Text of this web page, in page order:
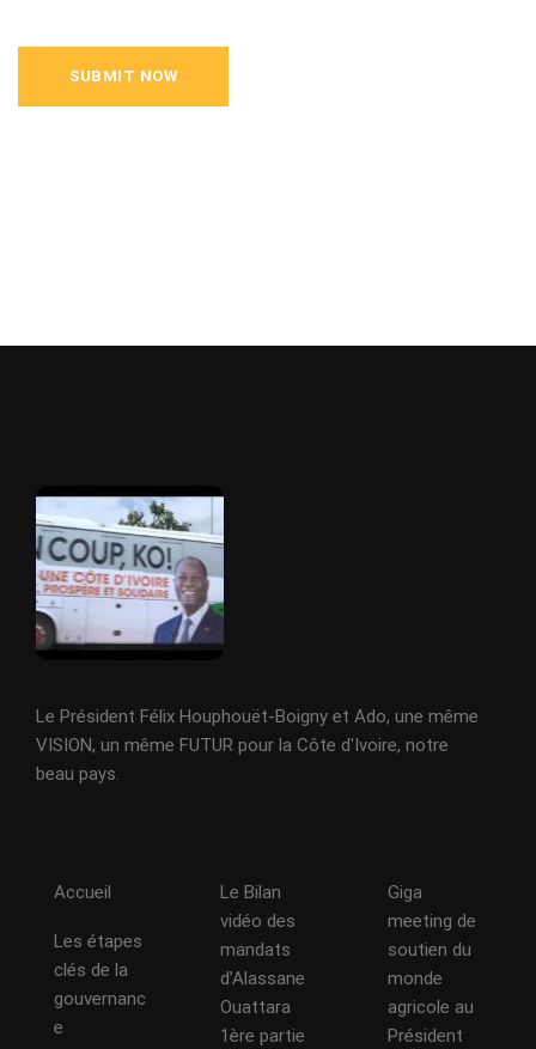
Le Président Félix Houphouët-Boigny et Ado, une même
VISION, un même FUTUR pour la Côte d'Ivoire, notre
beau pays.
Accueil
Les étapes
clés de la
gouvernanc
e
Le Bilan
vidéo des
mandats
d’Alassane
Ouattara
1ère partie
Giga
meeting de
soutien du
monde
agricole au
Président